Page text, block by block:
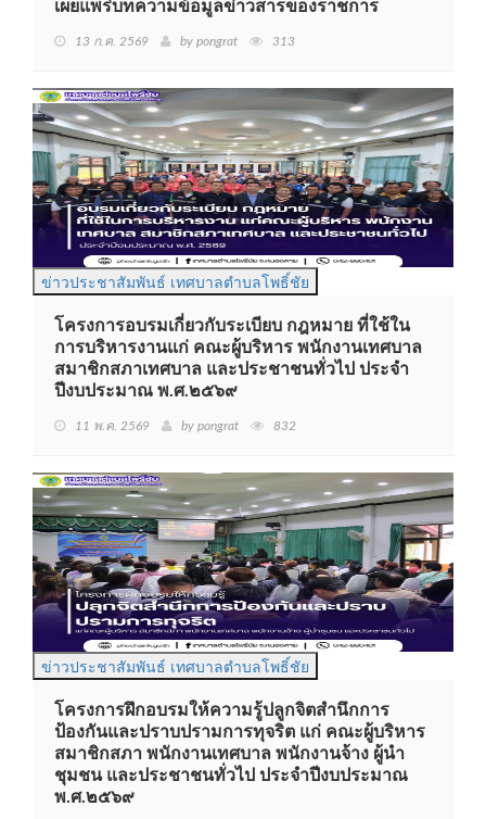
เผยแพร่บทความข้อมูลข่าวสารของราชการ
13 ก.ค. 2569 by pongrat 313
ข่าวประชาสัมพันธ์ เทศบาลตำบลโพธิ์ชัย
โครงการอบรมเกี่ยวกับระเบียบ กฎหมาย ที่ใช้ใน
การบริหารงานแก่ คณะผู้บริหาร พนักงานเทศบาล
สมาชิกสภาเทศบาล และประชาชนทั่วไป ประจำ
ปีงบประมาณ พ.ศ.๒๕๖๙
11 พ.ค. 2569 by pongrat 832
ข่าวประชาสัมพันธ์ เทศบาลตำบลโพธิ์ชัย
โครงการฝึกอบรมให้ความรู้ปลูกจิตสำนึกการ
ป้องกันและปราบปรามการทุจริต แก่ คณะผู้บริหาร
สมาชิกสภา พนักงานเทศบาล พนักงานจ้าง ผู้นำ
ชุมชน และประชาชนทั่วไป ประจำปีงบประมาณ
พ.ศ.๒๕๖๙